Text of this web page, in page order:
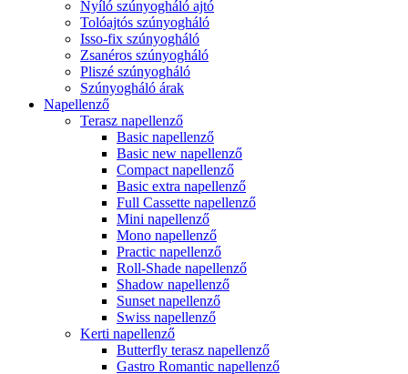
Nyíló szúnyogháló ajtó
Tolóajtós szúnyogháló
Isso-fix szúnyogháló
Zsanéros szúnyogháló
Pliszé szúnyogháló
Szúnyogháló árak
Napellenző
Terasz napellenző
Basic napellenző
Basic new napellenző
Compact napellenző
Basic extra napellenző
Full Cassette napellenző
Mini napellenző
Mono napellenző
Practic napellenző
Roll-Shade napellenző
Shadow napellenző
Sunset napellenző
Swiss napellenző
Kerti napellenző
Butterfly terasz napellenző
Gastro Romantic napellenző